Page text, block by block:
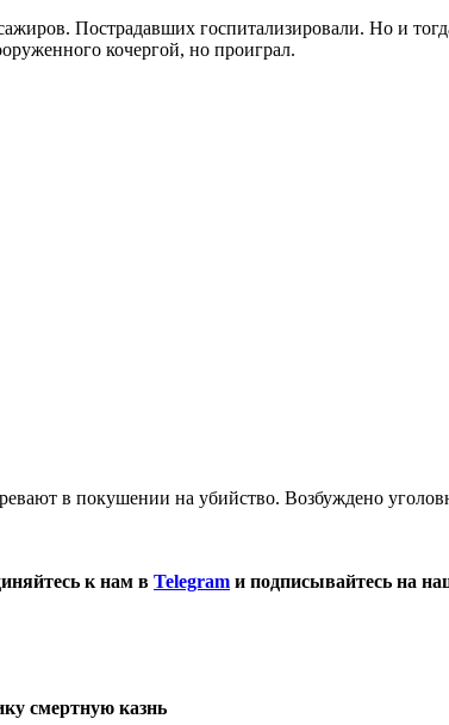
Пострадавших госпитализировали. Но и
кочергой, но проиграл.
в покушении на убийство. Возбуждено
к нам в Telegram и подписывайтесь на
смертную казнь